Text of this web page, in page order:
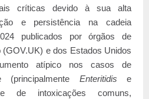
críticas devido à sua alta
e persistência na cadeia
publicados por órgãos de
e dos Estados Unidos
atípico nos casos de
Enteritidis e
de intoxicações comuns,